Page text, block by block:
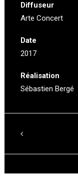
Diffuseur
Arte Concert
Date
2017
Réalisation
Sébastien Bergé